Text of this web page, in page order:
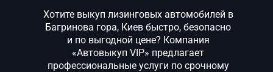
Хотите выкуп лизинговых автомобилей в
Багринова гора, Киев быстро, безопасно
и по выгодной цене? Компания
«Автовыкуп VIP» предлагает
профессиональные услуги по срочному